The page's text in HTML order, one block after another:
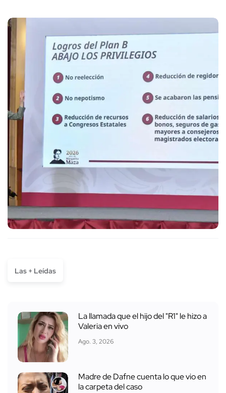
Las + Leídas
La llamada que el hijo del "R1" le hizo a
Valeria en vivo
Ago. 3, 2026
Madre de Dafne cuenta lo que vio en
la carpeta del caso